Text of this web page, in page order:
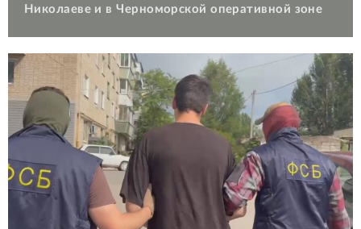
Николаеве и в Черноморской оперативной зоне